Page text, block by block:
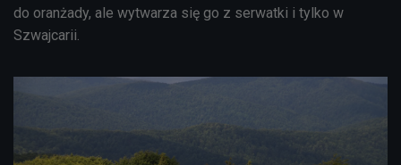
do oranżady, ale wytwarza się go z serwatki i tylko w
Szwajcarii.